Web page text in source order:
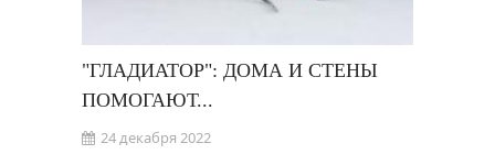
"ГЛАДИАТОР": ДОМА И СТЕНЫ
ПОМОГАЮТ...
24 декабря 2022